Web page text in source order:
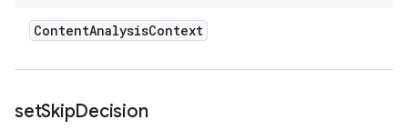
ContentAnalysisContext
setSkipDecision